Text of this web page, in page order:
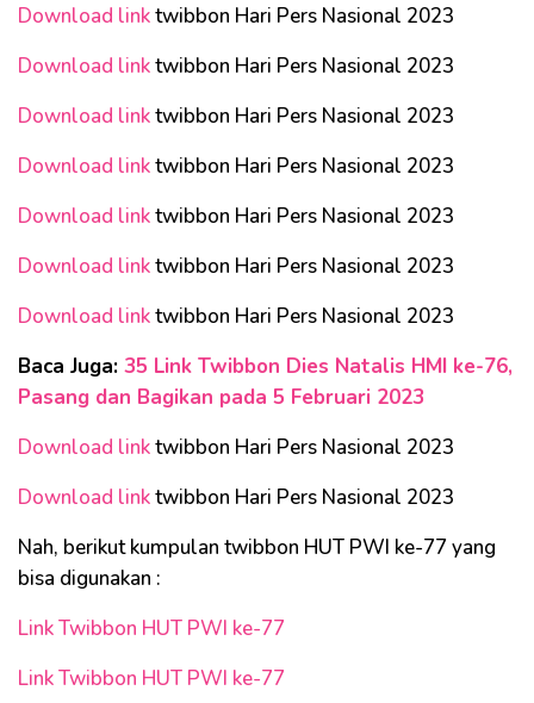
Download linktwibbon Hari Pers Nasional 2023
Download linktwibbon Hari Pers Nasional 2023
Download linktwibbon Hari Pers Nasional 2023
Download linktwibbon Hari Pers Nasional 2023
Download linktwibbon Hari Pers Nasional 2023
Download linktwibbon Hari Pers Nasional 2023
Download linktwibbon Hari Pers Nasional 2023
Baca Juga: 35 Link Twibbon Dies Natalis HMI ke-76,
Pasang dan Bagikan pada 5 Februari 2023
Download linktwibbon Hari Pers Nasional 2023
Download linktwibbon Hari Pers Nasional 2023
Nah, berikut kumpulan twibbon HUT PWI ke-77 yang
bisa digunakan :
Link Twibbon HUT PWI ke-77
Link Twibbon HUT PWI ke-77